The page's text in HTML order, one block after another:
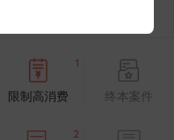
1
限制高消费 终本案件
2
会员 SVIP会员